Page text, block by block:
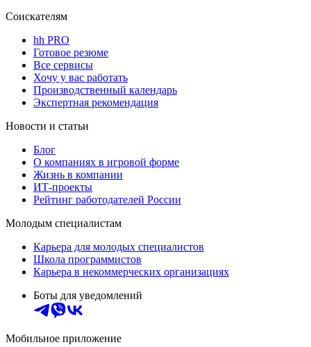
Соискателям
hh PRO
Готовое резюме
Все сервисы
Хочу у вас работать
Производственный календарь
Экспертная рекомендация
Новости и статьи
Блог
О компаниях в игровой форме
Жизнь в компании
ИТ-проекты
Рейтинг работодателей России
Молодым специалистам
Карьера для молодых специалистов
Школа программистов
Карьера в некоммерческих организациях
Боты для уведомлений
Мобильное приложение